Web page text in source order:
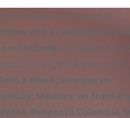
todos estos años ha
y realizado
actividades de recaudación
con organizaciones como:
a mano, Sonrisas de
Médicos sin
Benposta Colombia, la